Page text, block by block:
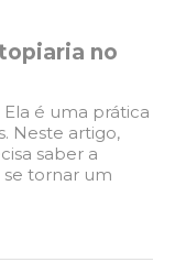
no
é uma prática
Neste artigo,
saber a
tornar um